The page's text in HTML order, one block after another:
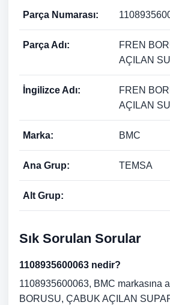
Parça Numarası:
Parça Adı:
FREN
AÇILAN
İngilizce Adı:
FREN
AÇILAN
Marka: BMC
Ana Grup: TEMSA
Alt Grup:
Sık Sorulan Sorular
1108935600063 nedir?
1108935600063, BMC markasına
BORUSU, ÇABUK AÇILAN SUPAP